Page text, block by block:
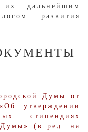
дальнейшим
развития
Думы от
утверждении
стипендиях
Думы» (в ред. на